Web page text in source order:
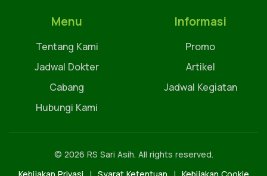
Menu
Tentang Kami
Jadwal Dokter
Cabang
Hubungi Kami
Informasi
Promo
Artikel
Jadwal Kegiatan
© 2026 RS Sari Asih. All rights reserved.